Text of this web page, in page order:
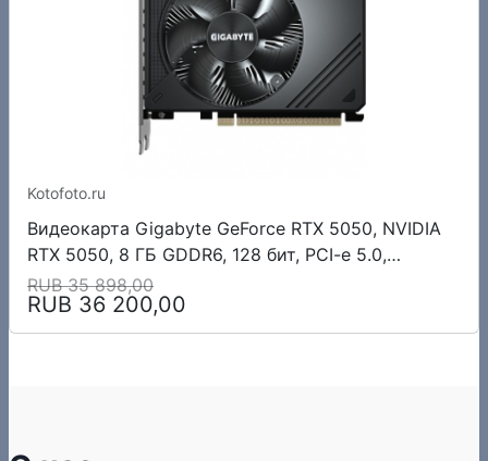
Kotofoto.ru
Видеокарта Gigabyte GeForce RTX 5050, NVIDIA
RTX 5050, 8 ГБ GDDR6, 128 бит, PCI-e 5.0,
2xHDMI, 2xDP, 2572 МГц
RUB 35 898,00
RUB 36 200,00